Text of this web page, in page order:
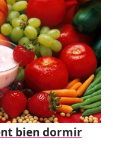
bien dormir